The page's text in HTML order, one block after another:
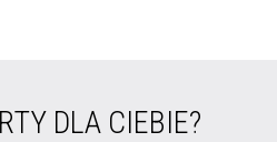
DLA CIEBIE?